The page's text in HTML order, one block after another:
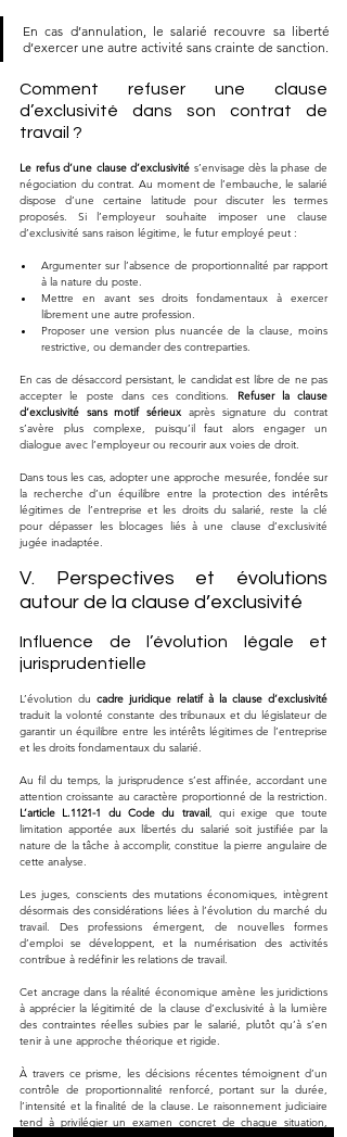
En cas d’annulation, le salarié recouvre sa liberté
d’exercer une autre activité sans crainte de sanction.
Comment refuser une clause
d’exclusivité dans son contrat de
travail ?
Le refus d’une clause d’exclusivité s’envisage dès la phase de
négociation du contrat. Au moment de l’embauche, le salarié
dispose d’une certaine latitude pour discuter les termes
proposés. Si l’employeur souhaite imposer une clause
d’exclusivité sans raison légitime, le futur employé peut :
Argumenter sur l’absence de proportionnalité par rapport
à la nature du poste.
Mettre en avant ses droits fondamentaux à exercer
librement une autre profession.
Proposer une version plus nuancée de la clause, moins
restrictive, ou demander des contreparties.
En cas de désaccord persistant, le candidat est libre de ne pas
accepter le poste dans ces conditions.
Refuser la clause
d’exclusivité sans motif sérieux après signature du contrat
s’avère plus complexe, puisqu’il faut alors engager un
dialogue avec l’employeur ou recourir aux voies de droit.
Dans tous les cas, adopter une approche mesurée, fondée sur
la recherche d’un équilibre entre la protection des intérêts
légitimes de l’entreprise et les droits du salarié, reste la clé
pour dépasser les blocages liés à une clause d’exclusivité
jugée inadaptée.
V. Perspectives et évolutions
autour de la clause d’exclusivité
Influence de l’évolution légale et
jurisprudentielle
L’évolution du cadre juridique relatif à la clause d’exclusivité
traduit la volonté constante des tribunaux et du législateur de
garantir un équilibre entre les intérêts légitimes de l’entreprise
et les droits fondamentaux du salarié.
Au fil du temps, la jurisprudence s’est affinée, accordant une
L’article L.1121-1 du Code du travail, qui exige que toute
limitation apportée aux libertés du salarié soit justifiée par la
nature de la tâche à accomplir, constitue la pierre angulaire de
cette analyse.
Les juges, conscients des mutations économiques, intègrent
désormais des considérations liées à l’évolution du marché du
travail. Des professions émergent, de nouvelles formes
d’emploi se développent, et la numérisation des activités
contribue à redéfinir les relations de travail.
Cet ancrage dans la réalité économique amène les juridictions
à apprécier la légitimité de la clause d’exclusivité à la lumière
des contraintes réelles subies par le salarié, plutôt qu’à s’en
tenir à une approche théorique et rigide.
À travers ce prisme, les décisions récentes témoignent d’un
contrôle de proportionnalité renforcé, portant sur la durée,
l’intensité et la finalité de la clause. Le raisonnement judiciaire
tend à privilégier un examen concret de chaque situation,